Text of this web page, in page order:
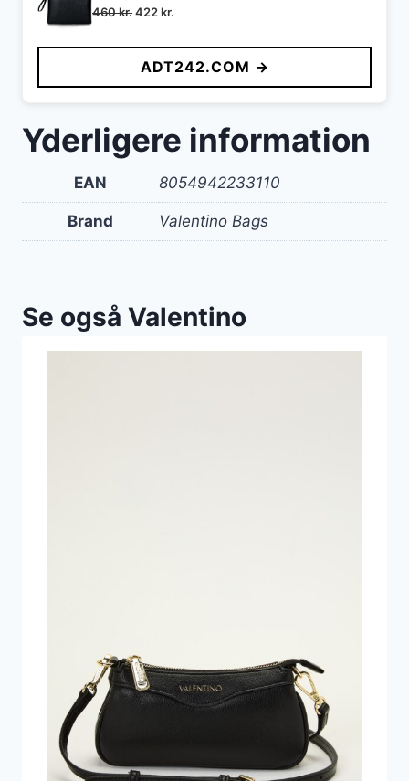
460kr.Den
pris
var:
460 kr..
422kr.
pris
er:
422 kr..
ADT242.COM →
Yderligere information
EAN 8054942233110
Brand Valentino Bags
Se også Valentino